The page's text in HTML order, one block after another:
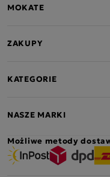
MOKATE
ZAKUPY
KATEGORIE
NASZE MARKI
Możliwe metody